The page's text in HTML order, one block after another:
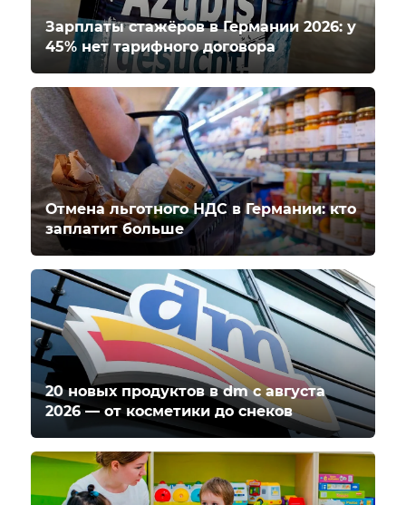
Зарплаты стажёров в Германии 2026: у
45% нет тарифного договора
Отмена льготного НДС в Германии: кто
заплатит больше
20 новых продуктов в dm с августа
2026 — от косметики до снеков